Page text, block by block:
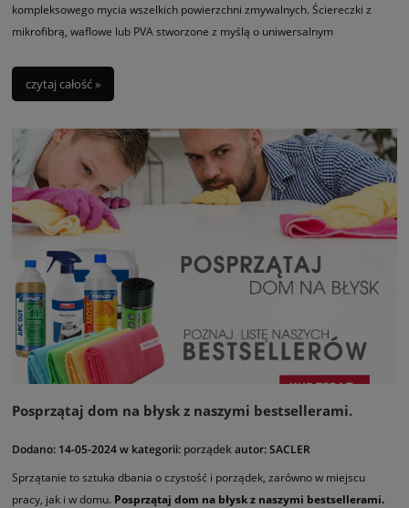
kompleksowego mycia wszelkich powierzchni zmywalnych. Ściereczki z
mikrofibrą, waflowe lub PVA stworzone z myślą o uniwersalnym
czytaj całość »
Posprzątaj dom na błysk z naszymi bestsellerami.
Dodano: 14-05-2024w kategorii: porządekautor:SACLER
Sprzątanie to sztuka dbania o czystość i porządek, zarówno w miejscu
pracy, jak i w domu. Posprzątaj dom na błysk z naszymi bestsellerami.